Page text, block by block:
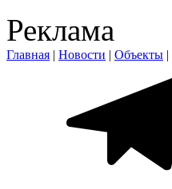
Реклама
Главная | Новости | Объекты |